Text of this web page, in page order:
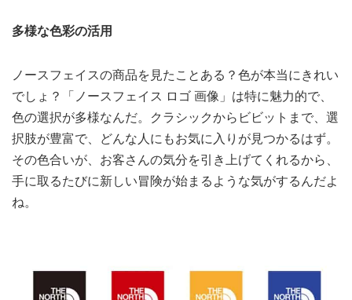
多様な色彩の活用
ノースフェイスの商品を見たことある？色が本当にきれい
でしょ？「ノースフェイス ロゴ 画像」は特に魅力的で、
色の選択が多様なんだ。クラシックからビビットまで、選
択肢が豊富で、どんな人にもお気に入りが見つかるはず。
その色合いが、お客さんの気分を引き上げてくれるから、
手に取るたびに新しい冒険が始まるような気がするんだよ
ね。